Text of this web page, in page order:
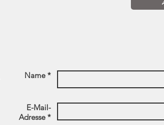
Name *
E-Mail-
Adresse *